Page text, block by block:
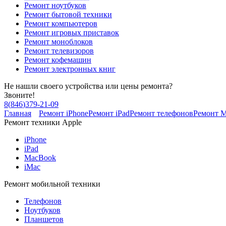
Ремонт ноутбуков
Ремонт бытовой техники
Ремонт компьютеров
Ремонт игровых приставок
Ремонт моноблоков
Ремонт телевизоров
Ремонт кофемашин
Ремонт электронных книг
Не нашли своего устройства или цены ремонта?
Звоните!
8(846)379-21-09
Главная
Ремонт iPhoneРемонт iPadРемонт телефоновРемонт
Ремонт техники Apple
iPhone
iPad
MacBook
iMac
Ремонт мобильной техники
Телефонов
Ноутбуков
Планшетов